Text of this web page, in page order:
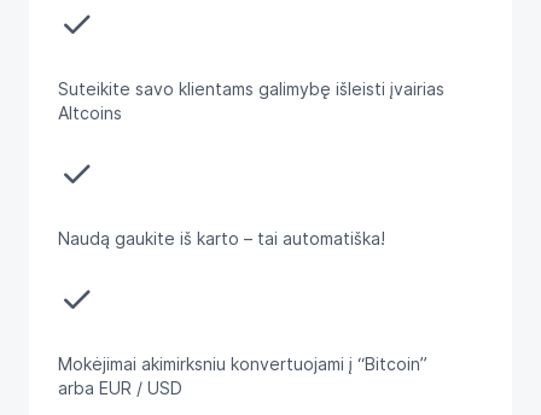
done
Suteikite savo klientams galimybę išleisti įvairias
Altcoins
done
Naudą gaukite iš karto – tai automatiška!
done
Mokėjimai akimirksniu konvertuojami į “Bitcoin”
arba EUR / USD